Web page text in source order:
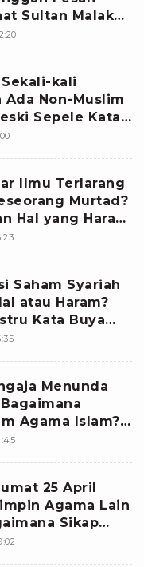
Sultan Malaka
kali
Non-Muslim
Sepele Kata
Ilmu Terlarang
Murtad?
Hal yang Haram
Saham Syariah
atau Haram?
Kata Buya
Menunda
Agama Islam?
25 April
Agama Lain
Sikap